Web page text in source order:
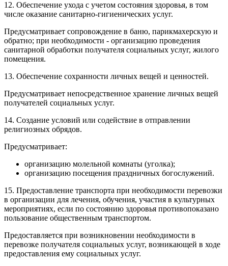
12. Обеспечение ухода с учетом состояния здоровья, в том
числе оказание санитарно-гигиенических услуг.
Предусматривает сопровождение в баню, парикмахерскую и
обратно; при необходимости - организацию проведения
санитарной обработки получателя социальных услуг, жилого
помещения.
13. Обеспечение сохранности личных вещей и ценностей.
Предусматривает непосредственное хранение личных вещей
получателей социальных услуг.
14. Создание условий или содействие в отправлении
религиозных обрядов.
Предусматривает:
организацию молельной комнаты (уголка);
организацию посещения праздничных богослужений.
15. Предоставление транспорта при необходимости перевозки
в организации для лечения, обучения, участия в культурных
мероприятиях, если по состоянию здоровья противопоказано
пользование общественным транспортом.
Предоставляется при возникновении необходимости в
перевозке получателя социальных услуг, возникающей в ходе
предоставления ему социальных услуг.